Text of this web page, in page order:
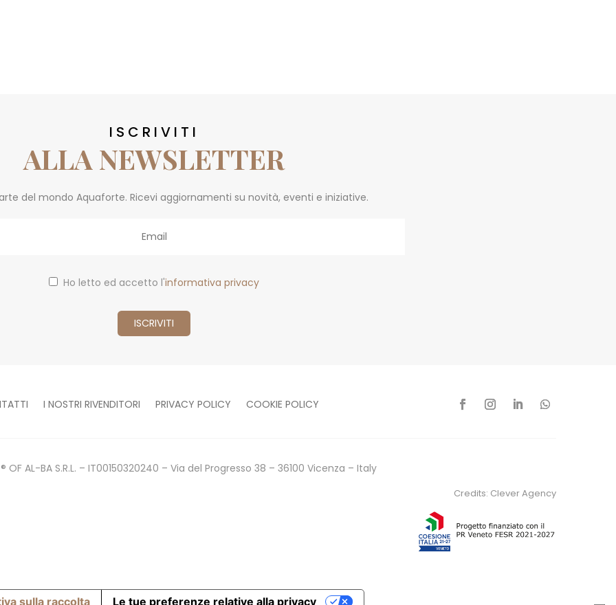
ISCRIVITI
ALLA NEWSLETTER
del mondo Aquaforte. Ricevi aggiornamenti su novità, eventi e iniziative.
Ho letto ed accetto l'informativa privacy
I NOSTRI RIVENDITORI PRIVACY POLICY COOKIE POLICY
® OF AL-BA S.R.L. – IT00150320240 – Via del Progresso 38 – 36100 Vicenza – Italy
Credits: Clever Agency
sulla raccolta Le tue preferenze relative alla privacy